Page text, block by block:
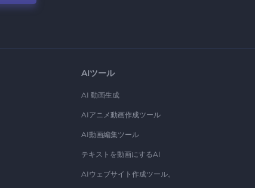
AIツール
AI 動画生成
AIアニメ動画作成ツール
AI動画編集ツール
テキストを動画にするAI
AIウェブサイト作成ツール。